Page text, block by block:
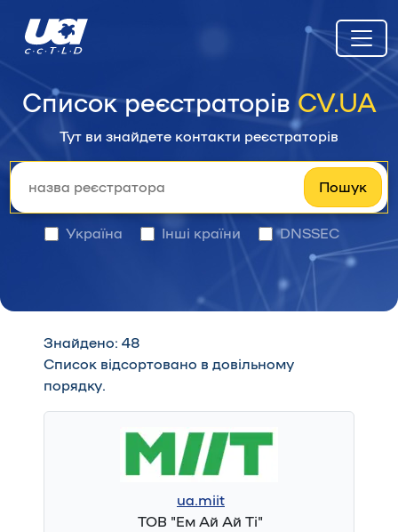
Cписок реєстраторів CV.UA
Тут ви знайдете контакти реєстраторів
Пошук
Україна Інші країни DNSSEC
Знайдено: 48
Список відсортовано в довільному
порядку.
ua.miit
ТОВ "Ем Ай Ай Тi"